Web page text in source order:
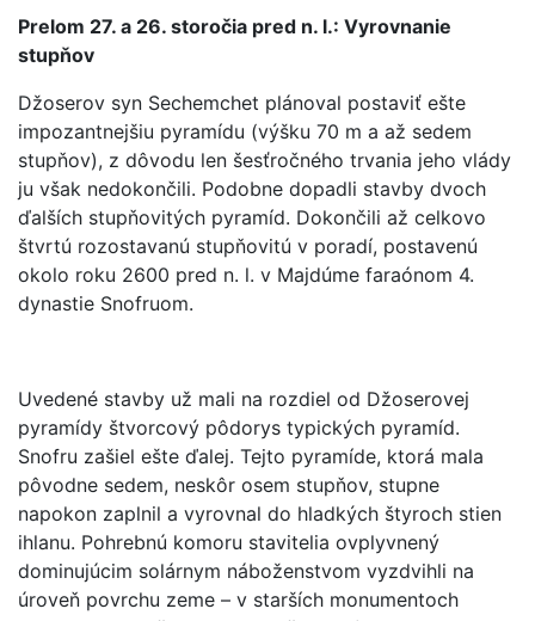
Prelom 27. a 26. storočia pred n. l.: Vyrovnanie
stupňov
Džoserov syn Sechemchet plánoval postaviť ešte
impozantnejšiu pyramídu (výšku 70 m a až sedem
stupňov), z dôvodu len šesťročného trvania jeho vlády
ju však nedokončili. Podobne dopadli stavby dvoch
ďalších stupňovitých pyramíd. Dokončili až celkovo
štvrtú rozostavanú stupňovitú v poradí, postavenú
okolo roku 2600 pred n. l. v Majdúme faraónom 4.
dynastie Snofruom.
Uvedené stavby už mali na rozdiel od Džoserovej
pyramídy štvorcový pôdorys typických pyramíd.
Snofru zašiel ešte ďalej. Tejto pyramíde, ktorá mala
pôvodne sedem, neskôr osem stupňov, stupne
napokon zaplnil a vyrovnal do hladkých štyroch stien
ihlanu. Pohrebnú komoru stavitelia ovplyvnený
dominujúcim solárnym náboženstvom vyzdvihli na
úroveň povrchu zeme – v starších monumentoch